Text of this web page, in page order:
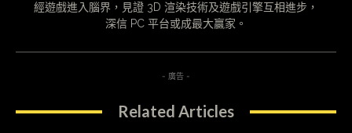
經遊戲進入腦界，見證 3D 渲染技術及遊戲引擎互相進步，
深信 PC 平台或成最大贏家。
- 廣告 -
Related Articles